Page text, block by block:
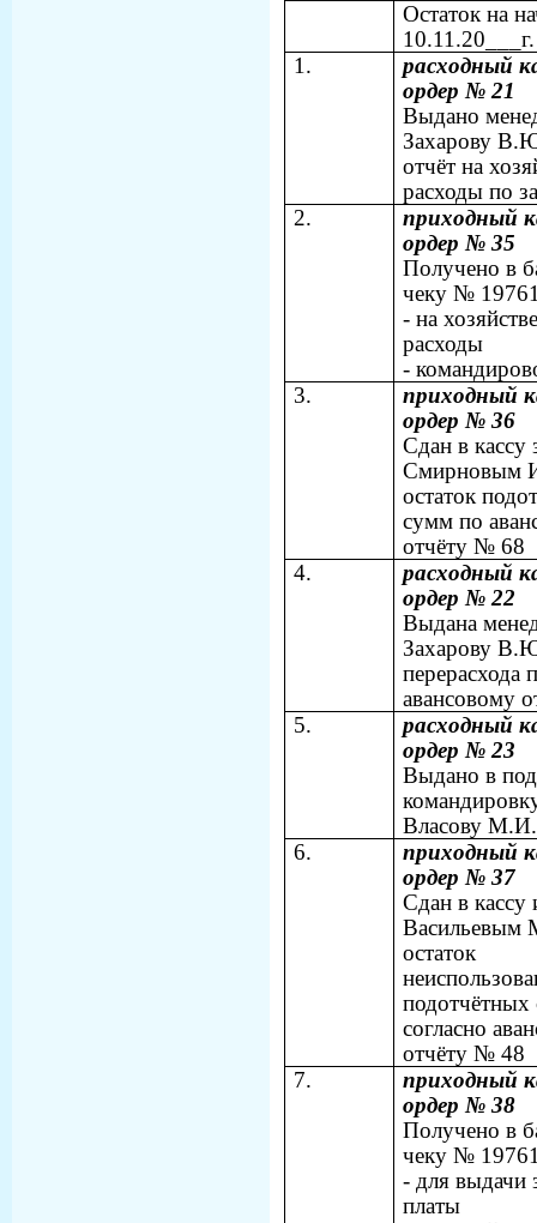
Остаток на
10.11.20___г.
1.
расходный
ордер № 21
Выдано
Захарову
отчёт на
расходы по
2.
приходный
ордер № 35
Получено в
чеку №
- на
расходы
-
3.
приходный
ордер № 36
Сдан в кассу
Смирновым
остаток
сумм по
отчёту № 68
4.
расходный
ордер № 22
Выдана
Захарову
перерасхода
авансовому
5.
расходный
ордер № 23
Выдано в
Власову М.И.
6.
приходный
ордер № 37
Сдан в
Васильевым
остаток
согласно
отчёту № 48
7.
приходный
ордер № 38
Получено в
чеку №
- для выдачи
платы